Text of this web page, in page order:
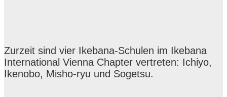
Zurzeit sind vier Ikebana-Schulen im Ikebana
International Vienna Chapter vertreten: Ichiyo,
Ikenobo, Misho-ryu und Sogetsu.